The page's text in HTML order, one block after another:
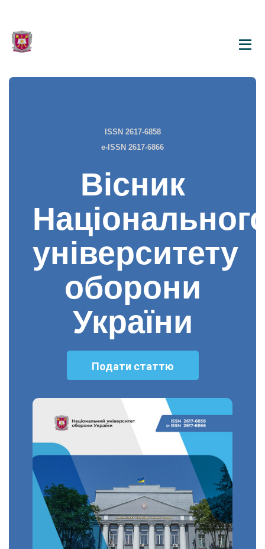
ISSN 2617-6858
e-ISSN 2617-6866
Вісник
університету
оборони
України
Подати статтю